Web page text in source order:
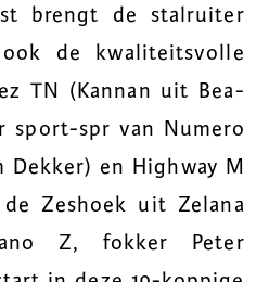
brengt de stalruiter
de kwaliteitsvolle
TN (Kannan uit Bea-
sport-spr van Numero
en Highway M
Zeshoek uit Zelana
Z, fokker Peter